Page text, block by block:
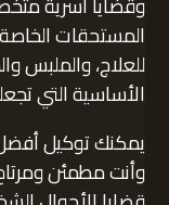
المستحقات
للعلاج، والملبس
الأساسية التي
يمكنك توكيل
وأنت مطمئن